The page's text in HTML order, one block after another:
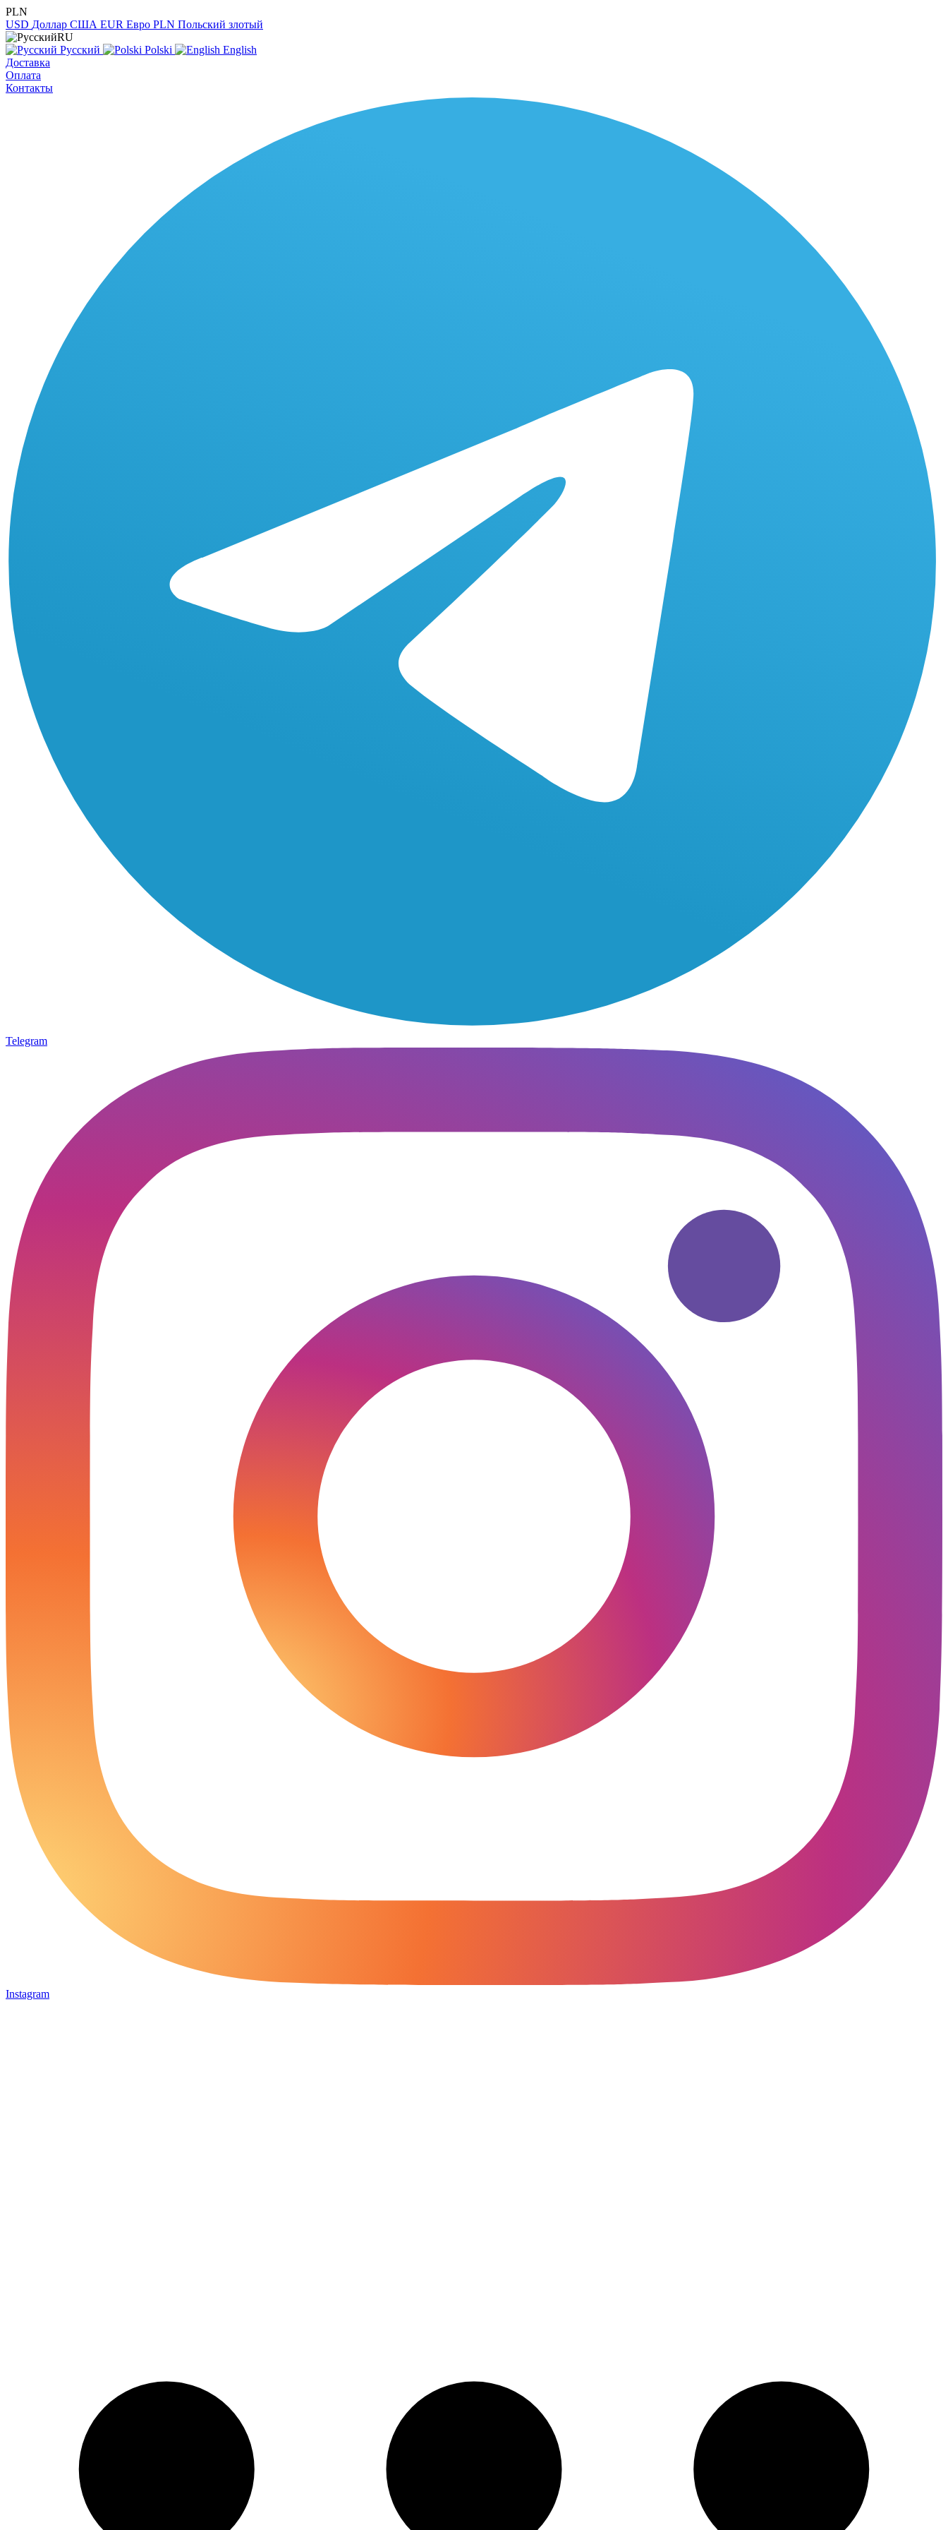
PLN
USD Доллар США EUR Евро PLN Польский злотый
RU
Русский
Polski
English
Доставка
Оплата
Контакты
Telegram
Instagram